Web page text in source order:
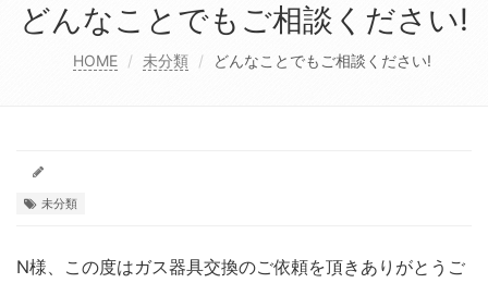
どんなことでもご相談ください!
HOME 未分類 どんなことでもご相談ください!
未分類
N様、この度はガス器具交換のご依頼を頂きありがとうご